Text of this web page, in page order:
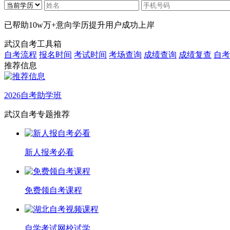
已帮助10w万+意向学历提升用户成功上岸
武汉自考工具箱
自考流程 报名时间 考试时间 考场查询 成绩查询 成绩复查 自
推荐信息
2026自考助学班
武汉自考专题推荐
新人报考必看
免费领自考课程